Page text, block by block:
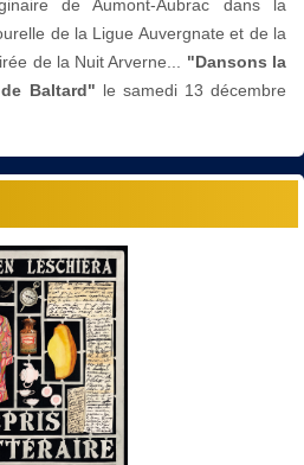
de Aumont-Aubrac dans la
de la Ligue Auvergnate et de la
de la Nuit Arverne... "Dansons la
Baltard" le samedi 13 décembre